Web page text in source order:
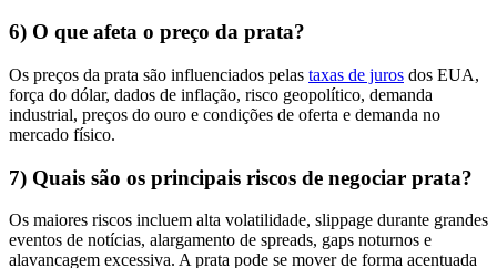
6) O que afeta o preço da prata?
Os preços da prata são influenciados pelas taxas de juros dos EUA,
força do dólar, dados de inflação, risco geopolítico, demanda
industrial, preços do ouro e condições de oferta e demanda no
mercado físico.
7) Quais são os principais riscos de negociar prata?
Os maiores riscos incluem alta volatilidade, slippage durante grandes
eventos de notícias, alargamento de spreads, gaps noturnos e
alavancagem excessiva. A prata pode se mover de forma acentuada